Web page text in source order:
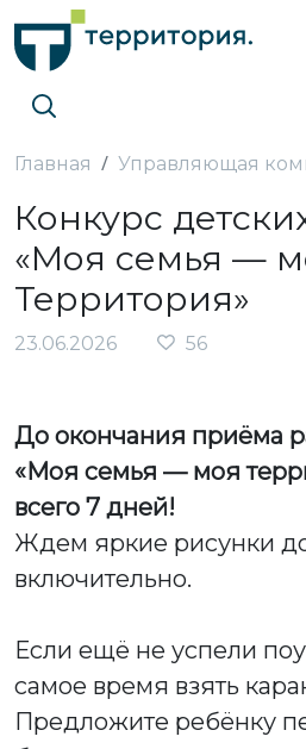
Главная Управляющая
Конкурс
«Моя семья —
Территория»
23.06.2026 56
До окончания приёма
«Моя семья — моя
всего 7 дней!
Ждем яркие рисунки
включительно.
Если ещё не успели
самое время взять
Предложите ребёнку